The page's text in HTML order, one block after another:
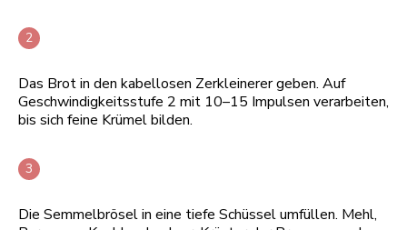
Das Brot in den kabellosen Zerkleinerer geben. Auf
Geschwindigkeitsstufe 2 mit 10–15 Impulsen verarbeiten,
bis sich feine Krümel bilden.
Die Semmelbrösel in eine tiefe Schüssel umfüllen. Mehl,